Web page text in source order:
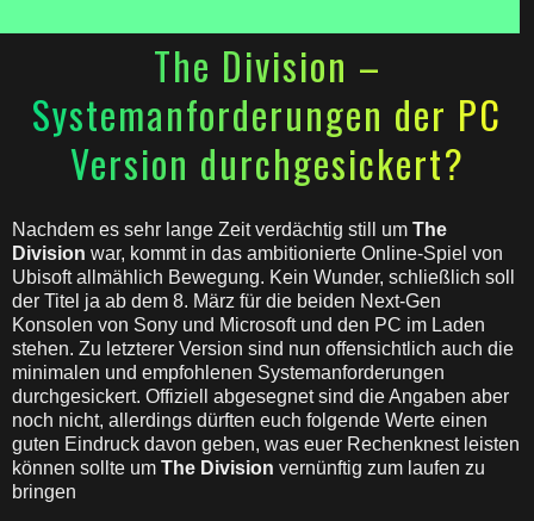
The Division –
Systemanforderungen der PC
Version durchgesickert?
Nachdem es sehr lange Zeit verdächtig still um The
Division war, kommt in das ambitionierte Online-Spiel von
Ubisoft allmählich Bewegung. Kein Wunder, schließlich soll
der Titel ja ab dem 8. März für die beiden Next-Gen
Konsolen von Sony und Microsoft und den PC im Laden
stehen. Zu letzterer Version sind nun offensichtlich auch die
minimalen und empfohlenen Systemanforderungen
durchgesickert. Offiziell abgesegnet sind die Angaben aber
noch nicht, allerdings dürften euch folgende Werte einen
guten Eindruck davon geben, was euer Rechenknest leisten
können sollte um The Division vernünftig zum laufen zu
bringen